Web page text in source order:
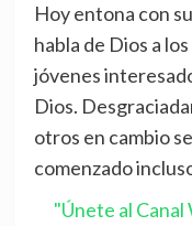
Hoy entona con
habla de Dios a
jóvenes
Dios.
otros en cambio
comenzado
"Únete al